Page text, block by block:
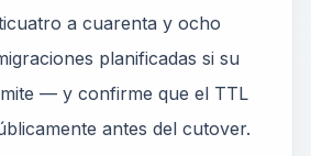
a cuarenta y ocho
planificadas si su
— y confirme que el TTL
antes del cutover.